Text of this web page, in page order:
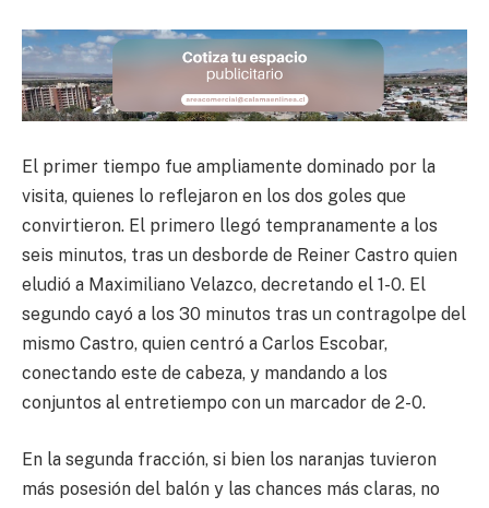
El primer tiempo fue ampliamente dominado por la
visita, quienes lo reflejaron en los dos goles que
convirtieron. El primero llegó tempranamente a los
seis minutos, tras un desborde de Reiner Castro quien
eludió a Maximiliano Velazco, decretando el 1-0. El
segundo cayó a los 30 minutos tras un contragolpe del
mismo Castro, quien centró a Carlos Escobar,
conectando este de cabeza, y mandando a los
conjuntos al entretiempo con un marcador de 2-0.
En la segunda fracción, si bien los naranjas tuvieron
más posesión del balón y las chances más claras, no